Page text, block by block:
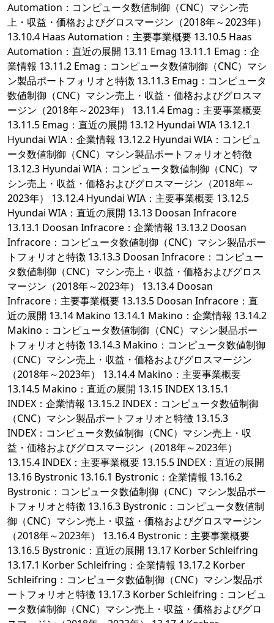
Automation：コンピュータ数値制御（CNC）マシン売
上・収益・価格およびグロスマージン（2018年～2023年）
13.10.4 Haas Automation：主要事業概要 13.10.5 Haas
Automation：直近の展開 13.11 Emag 13.11.1 Emag：企
業情報 13.11.2 Emag：コンピュータ数値制御（CNC）マシ
ン製品ポートフォリオと特徴 13.11.3 Emag：コンピュータ
数値制御（CNC）マシン売上・収益・価格およびグロスマ
ージン（2018年～2023年） 13.11.4 Emag：主要事業概要
13.11.5 Emag：直近の展開 13.12 Hyundai WIA 13.12.1
Hyundai WIA：企業情報 13.12.2 Hyundai WIA：コンピュ
ータ数値制御（CNC）マシン製品ポートフォリオと特徴
13.12.3 Hyundai WIA：コンピュータ数値制御（CNC）マ
シン売上・収益・価格およびグロスマージン（2018年～
2023年） 13.12.4 Hyundai WIA：主要事業概要 13.12.5
Hyundai WIA：直近の展開 13.13 Doosan Infracore
13.13.1 Doosan Infracore：企業情報 13.13.2 Doosan
Infracore：コンピュータ数値制御（CNC）マシン製品ポー
トフォリオと特徴 13.13.3 Doosan Infracore：コンピュー
タ数値制御（CNC）マシン売上・収益・価格およびグロス
マージン（2018年～2023年） 13.13.4 Doosan
Infracore：主要事業概要 13.13.5 Doosan Infracore：直
近の展開 13.14 Makino 13.14.1 Makino：企業情報 13.14.2
Makino：コンピュータ数値制御（CNC）マシン製品ポー
トフォリオと特徴 13.14.3 Makino：コンピュータ数値制御
（CNC）マシン売上・収益・価格およびグロスマージン
（2018年～2023年） 13.14.4 Makino：主要事業概要
13.14.5 Makino：直近の展開 13.15 INDEX 13.15.1
INDEX：企業情報 13.15.2 INDEX：コンピュータ数値制御
（CNC）マシン製品ポートフォリオと特徴 13.15.3
INDEX：コンピュータ数値制御（CNC）マシン売上・収
益・価格およびグロスマージン（2018年～2023年）
13.15.4 INDEX：主要事業概要 13.15.5 INDEX：直近の展開
13.16 Bystronic 13.16.1 Bystronic：企業情報 13.16.2
Bystronic：コンピュータ数値制御（CNC）マシン製品ポー
トフォリオと特徴 13.16.3 Bystronic：コンピュータ数値制
御（CNC）マシン売上・収益・価格およびグロスマージン
（2018年～2023年） 13.16.4 Bystronic：主要事業概要
13.16.5 Bystronic：直近の展開 13.17 Korber Schleifring
13.17.1 Korber Schleifring：企業情報 13.17.2 Korber
Schleifring：コンピュータ数値制御（CNC）マシン製品ポ
ートフォリオと特徴 13.17.3 Korber Schleifring：コンピュ
ータ数値制御（CNC）マシン売上・収益・価格およびグロ